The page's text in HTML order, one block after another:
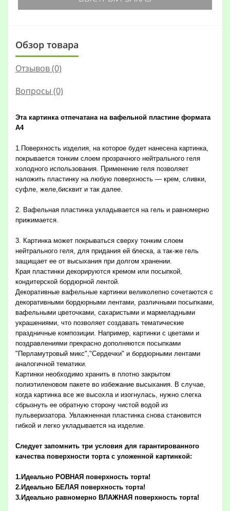
Обзор товара
Отзывов (0)
Вопросы (0)
Эта картинка отпечатана на вафельной пластине формата
А4
1.Поверхность изделия, на которое будет нанесена картинка,
покрывается тонким слоем прозрачного нейтрального геля
холодного использования. Применение геля позволяет
наложить пластинку на любую поверхность — крем, сливки,
суфле, желе,бисквит и так далее.
2. Вафельная пластинка укладывается на гель и равномерно
прижимается.
3. Картинка может покрываться сверху тонким слоем
нейтрального геля, для придания ей блеска, а так-же гель
защищает ее от высыхания при долгом хранении.
Края пластинки декорируются кремом или посыпкой,
кондитерской бордюрной лентой.
Декоративные вафельные картинки великолепно сочетаются с
декоративными бордюрными лентами, различными посыпками,
вафельными цветочками, сахаристыми и мармеладными
украшениями, что позволяет создавать тематические
праздничные композиции. Например, картинки с цветами и
поздравлениями прекрасно дополняются посыпками
"Перламутровый микс","Сердечки" и бордюрными лентами
аналогичной тематики.
Картинки необходимо хранить в плотно закрытом
полиэтиленовом пакете во избежание высыхания. В случае,
когда картинка все же высохла и изогнулась, нужно слегка
сбрызнуть ее обратную сторону чистой водой из
пульверизатора. Увлажненная пластинка снова становится
гибкой и легко укладывается на изделие.
Следует запомнить три условия для гарантированного
качества поверхности торта с уложенной картинкой:
1.Идеально РОВНАЯ поверхность торта!
2.Идеально БЕЛАЯ поверхность торта!
3.Идеально равномерно ВЛАЖНАЯ поверхность торта!